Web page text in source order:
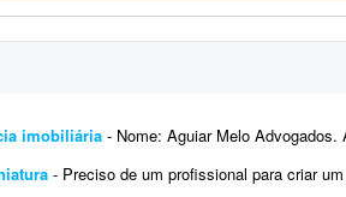
imobiliária - Nome: Aguiar Melo Advogados. Atuamos com direito imobiliário,
- Preciso de um profissional para criar um logotipo para meu site de venda de locomotivas